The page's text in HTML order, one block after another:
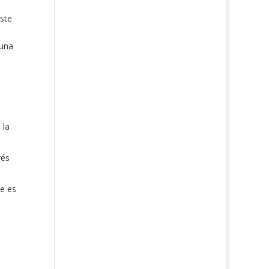
la
es